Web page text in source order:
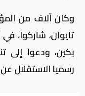
وكان آلاف من
تايوان، شاركوا،
بكين، ودعوا إلى
رسميا الاستقلال